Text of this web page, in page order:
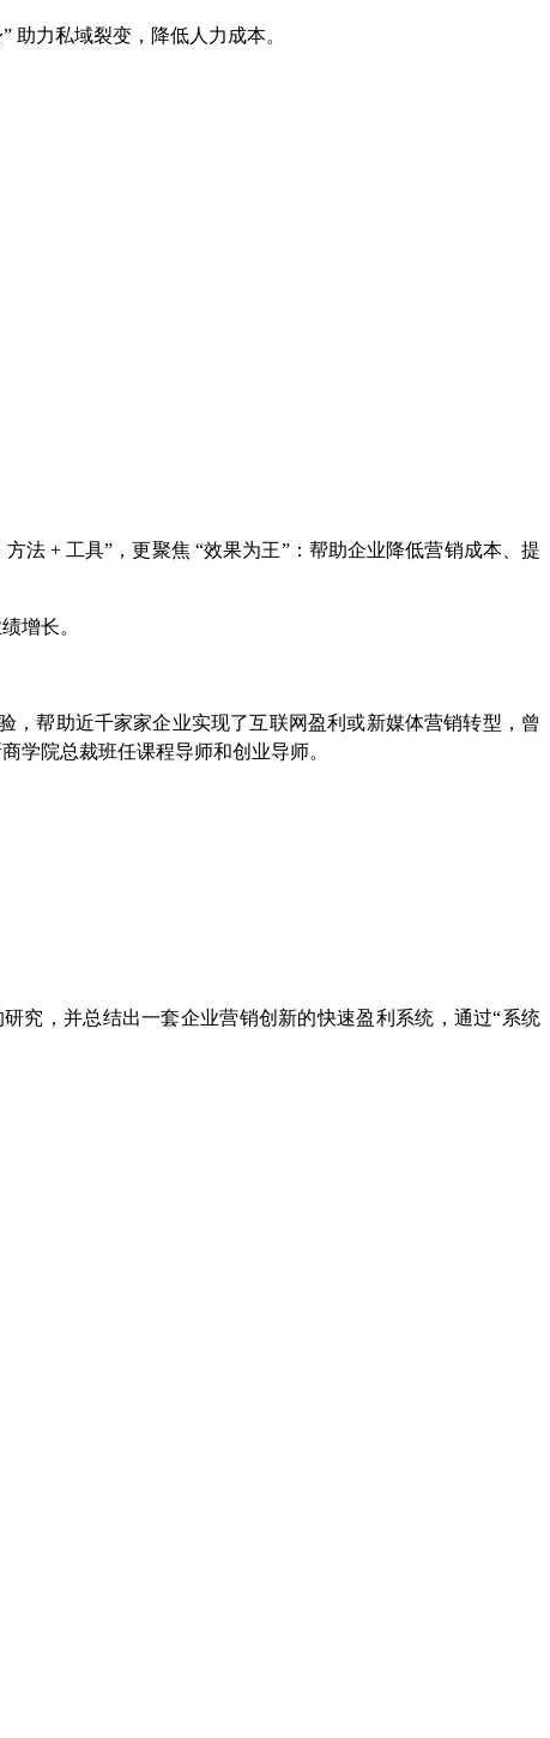
力私域裂变，降低人力成本。
法 + 工具”，更聚焦 “效果为王”：帮助企业降低营销成本、提
增长。
帮助近千家家企业实现了互联网盈利或新媒体营销转型，曾
学院总裁班任课程导师和创业导师。
究，并总结出一套企业营销创新的快速盈利系统，通过“系统